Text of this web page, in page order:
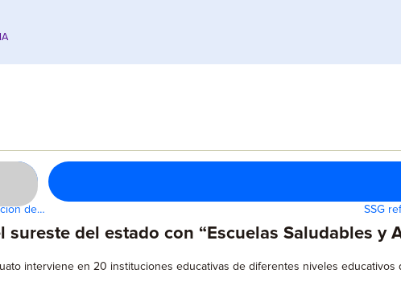
de… SSG
del estado con “Escuelas Saludables y
interviene en 20 instituciones educativas de diferentes niveles educativos